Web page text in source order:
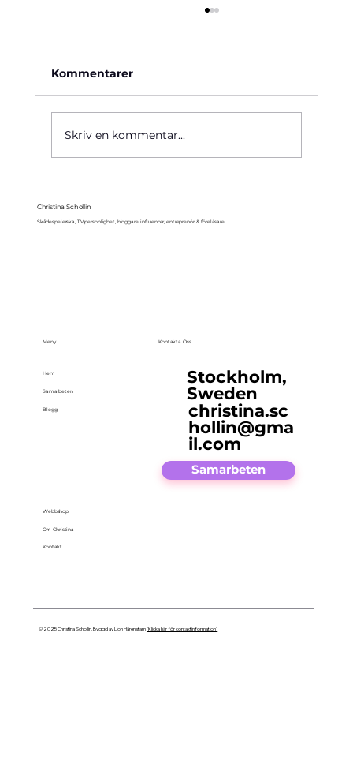
Kommentarer
Skriv en kommentar...
Christina Schollin
Skådespelerska, TV-personlighet, bloggare, influencer, entreprenör, & föreläsare.
Meny
Hem
Samarbeten
Blogg
Webbshop
Om Christina
Kontakt
Kontakta Oss
Stockholm,
Sweden
christina.sc
hollin@gma
il.com
Samarbeten
© 2025 Christina Schollin. Byggd av Lion Härenstam(Klicka här för kontaktinformation)